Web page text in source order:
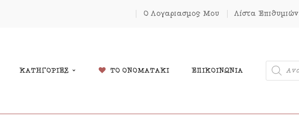
Ο Λογαριασμός Μου Λίστα Επιθυμιών
ΚΑΤΗΓΟΡΙΕΣ ΤΟ ΟΝΟΜΑΤΑΚΙ ΕΠΙΚΟΙΝΩΝΊΑ